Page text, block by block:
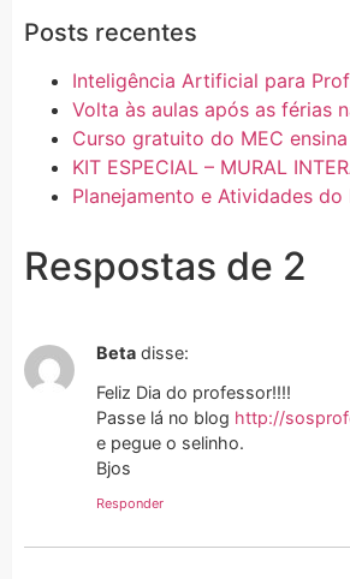
Posts recentes
Inteligência Artificial para
Volta às aulas após as férias
Curso gratuito do MEC
KIT ESPECIAL – MURAL
Planejamento e Atividades
Respostas de 2
Beta disse:
Feliz Dia do professor!!!!
Passe lá no blog http://
e pegue o selinho.
Bjos
Responder